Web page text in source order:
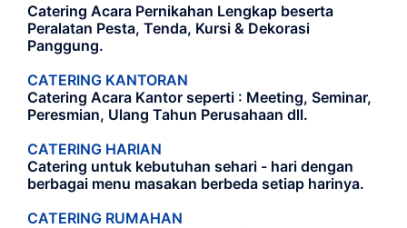
Catering Acara Pernikahan Lengkap beserta
Peralatan Pesta, Tenda, Kursi & Dekorasi
Panggung.
CATERING KANTORAN
Catering Acara Kantor seperti : Meeting, Seminar,
Peresmian, Ulang Tahun Perusahaan dll.
CATERING HARIAN
Catering untuk kebutuhan sehari - hari dengan
berbagai menu masakan berbeda setiap harinya.
CATERING RUMAHAN